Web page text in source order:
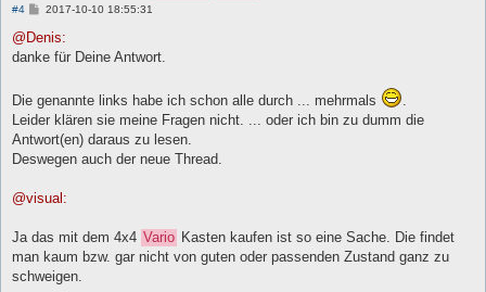
#4
B
i
r
2017-10-10 18:55:31
@Denis:
danke für Deine Antwort.
Die genannte links habe ich schon alle durch ... mehrmals
Leider klären sie meine Fragen nicht. ... oder ich bin zu dumm die
Antwort(en) daraus zu lesen.
Deswegen auch der neue Thread.
@visual:
Ja das mit dem 4x4 Vario Kasten kaufen ist so eine Sache. Die findet
man kaum bzw. gar nicht von guten oder passenden Zustand ganz zu
schweigen.